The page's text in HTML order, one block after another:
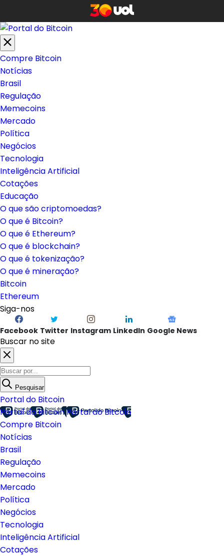
Compre Bitcoin
Notícias
Brasil
Regulação
Memecoins
Mercado
Política
Negócios
Tecnologia
Inteligência Artificial
Cotações
Educação
O que são criptomoedas?
O que é Bitcoin?
O que é Ethereum?
O que é blockchain?
O que é tokenização?
O que é mineração?
Bitcoin
Ethereum
Siga-nos
Facebook Twitter Instagram LinkedIn Google News
Buscar no site
Pesquisar
Portal do Bitcoin
Portal do BitcoinPortal do Bitcoin
Compre Bitcoin
Notícias
Brasil
Regulação
Memecoins
Mercado
Política
Negócios
Tecnologia
Inteligência Artificial
Cotações